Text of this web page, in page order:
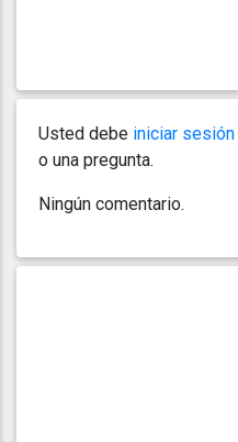
Usted debe iniciar sesión
o una pregunta.
Ningún comentario.